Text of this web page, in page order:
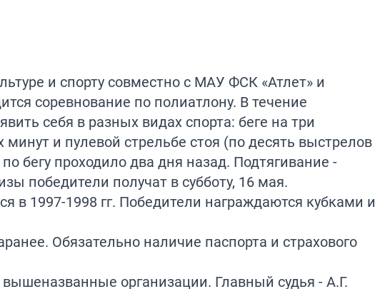
и спорту совместно с МАУ ФСК «Атлет» и
соревнование по полиатлону. В течение
себя в разных видах спорта: беге на три
и пулевой стрельбе стоя (по десять выстрелов
бегу проходило два дня назад. Подтягивание -
победители получат в субботу, 16 мая.
в 1997-1998 гг. Победители награждаются кубками и
Обязательно наличие паспорта и страхового
организации. Главный судья - А.Г.